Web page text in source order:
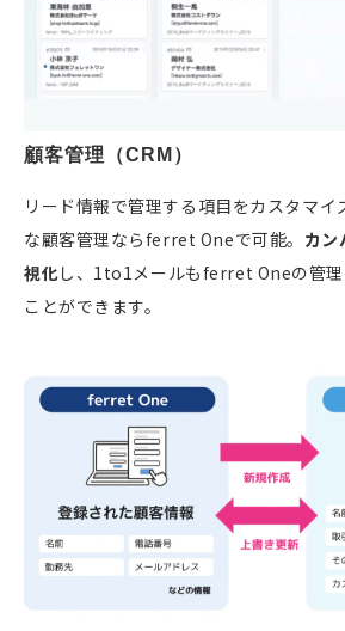
顧客管理（CRM）
リード情報で管理する項目をカスタマイ
な顧客管理ならferret Oneで可能。 カン
視化し、1to1メールもferret Oneの管理
ことができます。